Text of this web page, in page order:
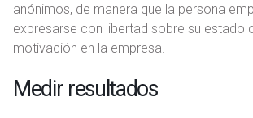
anónimos, de manera que la persona
expresarse con libertad sobre su estado
motivación en la empresa.
Medir resultados